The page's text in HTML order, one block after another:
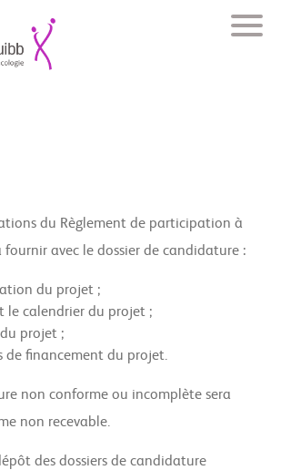
du Règlement de participation à
fournir avec le dossier de candidature :
du projet ;
le calendrier du projet ;
projet ;
de financement du projet.
non conforme ou incomplète sera
non recevable.
des dossiers de candidature